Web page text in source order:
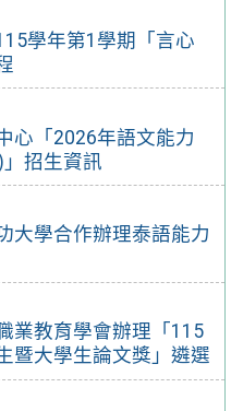
學年第1學期「言心
心「2026年語文能力
招生資訊
大學合作辦理泰語能力
業教育學會辦理「115
暨大學生論文獎」遴選